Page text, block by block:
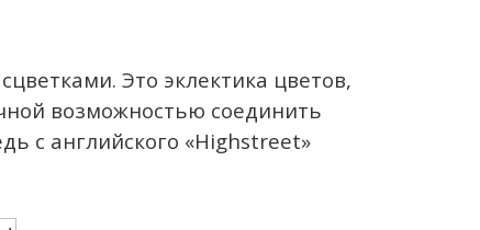
Это эклектика цветов,
возможностью соединить
с английского «Highstreet»